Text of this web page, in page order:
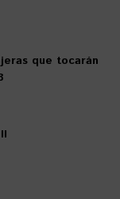
que tocarán